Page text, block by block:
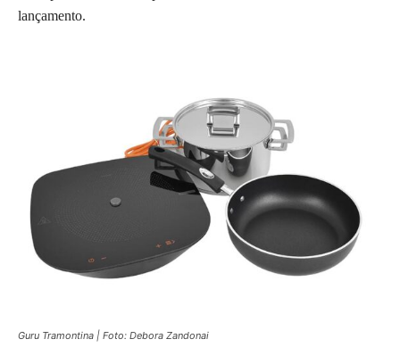
lançamento.
Guru Tramontina | Foto: Debora Zandonai